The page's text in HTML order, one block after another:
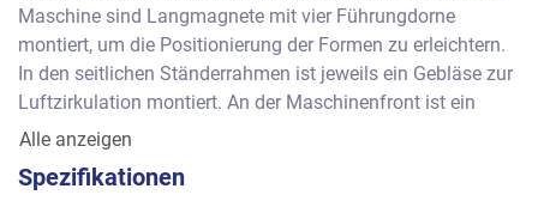
Maschine sind Langmagnete mit vier Führungdorne
montiert, um die Positionierung der Formen zu erleichtern.
In den seitlichen Ständerrahmen ist jeweils ein Gebläse zur
Luftzirkulation montiert. An der Maschinenfront ist ein
Trittbügel zum Auslösen des Not-Aus-Schalters montiert.
Type: Langmagnet mit Führungsdorne
Alle anzeigen
Spezifikationen